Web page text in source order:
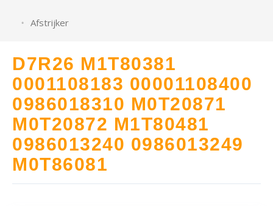
Afstrijker
D7R26 M1T80381
0001108183 00001108400
0986018310 M0T20871
M0T20872 M1T80481
0986013240 0986013249
M0T86081